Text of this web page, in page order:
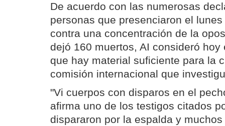
De acuerdo con las numerosas
personas que presenciaron el
contra una concentración de la
dejó 160 muertos, AI consideró hoy
que hay material suficiente para la
comisión internacional que
"Vi cuerpos con disparos en el
afirma uno de los testigos citados
dispararon por la espalda y